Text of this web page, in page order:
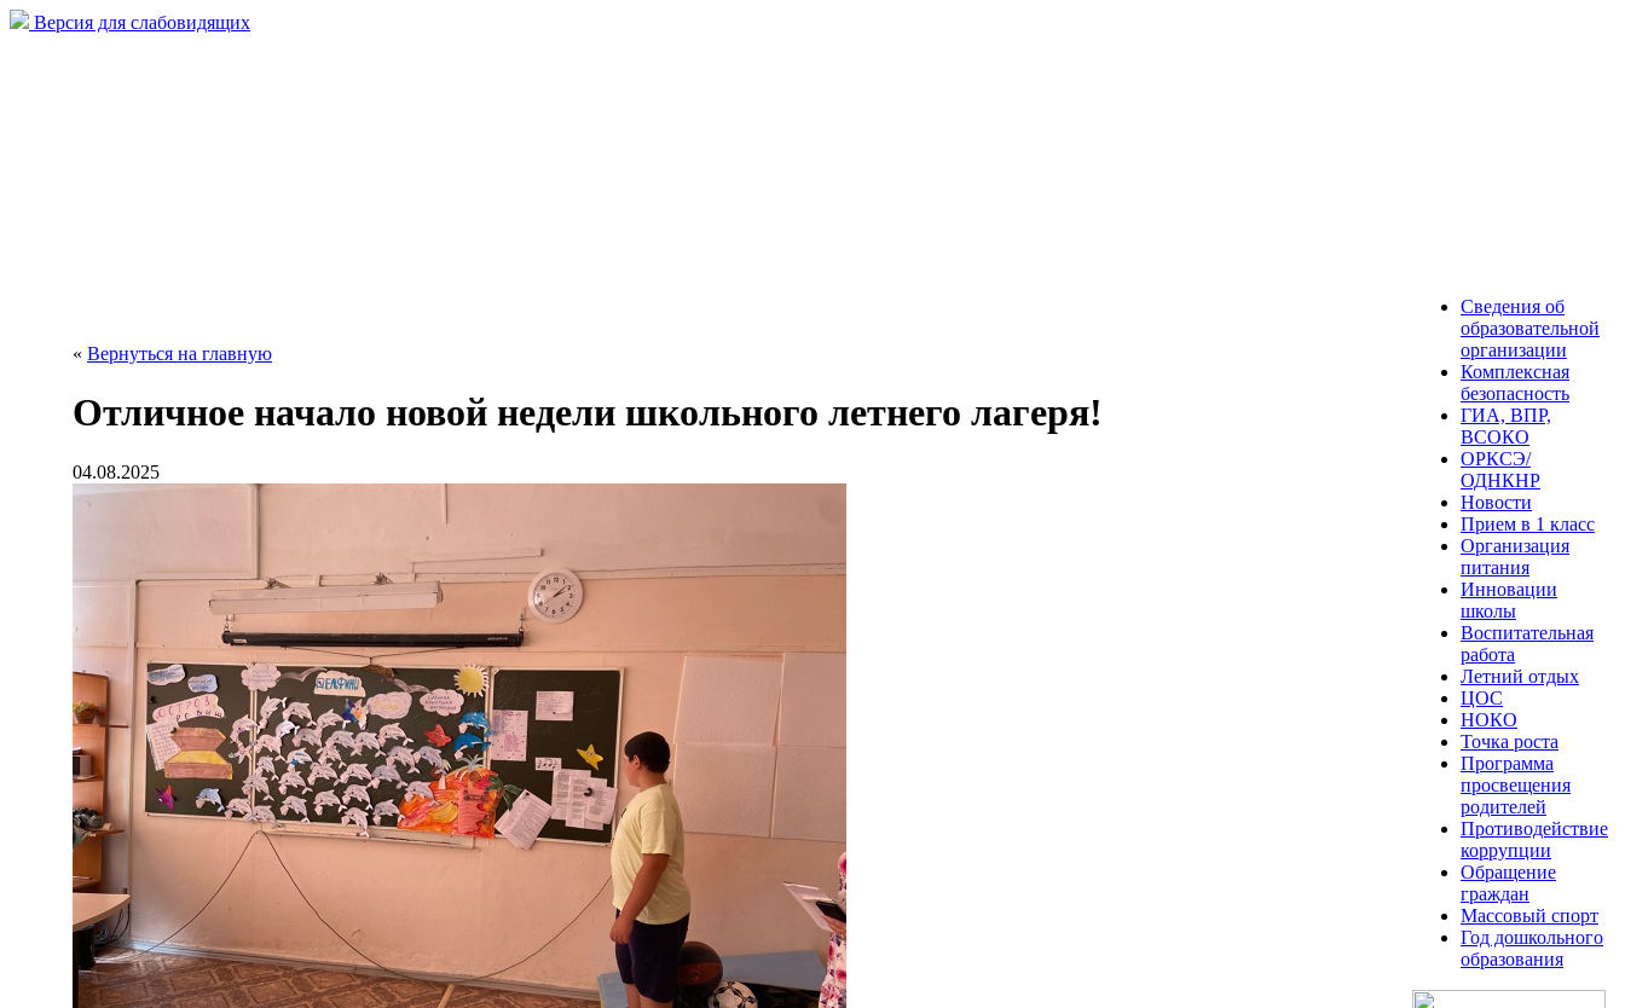
Версия для слабовидящих
« Вернуться на главную
Отличное начало новой недели школьного летнего лагеря!
04.08.2025
Сведения об
образовательной
организации
Комплексная
безопасность
ГИА, ВПР,
ВСОКО
ОРКСЭ/
ОДНКНР
Новости
Прием в 1 класс
Организация
питания
Инновации
школы
Воспитательная
работа
Летний отдых
ЦОС
НОКО
Точка роста
Программа
просвещения
родителей
Противодействие
коррупции
Обращение
граждан
Массовый спорт
Год дошкольного
образования